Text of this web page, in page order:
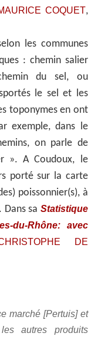
COQUET,
les communes
: chemin salier
du sel, ou
le sel et les
toponymes en ont
exemple, dans le
on parle de
». A Coudoux, le
porté sur la carte
poissonnier(s), à
sa Statistique
du-Rhône: avec
DE
marché [Pertuis] et
autres produits